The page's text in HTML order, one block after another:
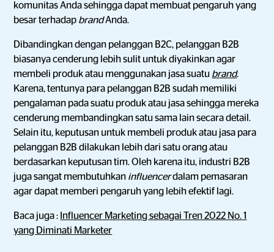
komunitas Anda sehingga dapat membuat pengaruh yang
besar terhadap brandAnda.
Dibandingkan dengan pelanggan B2C, pelanggan B2B
biasanya cenderung lebih sulit untuk diyakinkan agar
membeli produk atau menggunakan jasa suatu brand.
Karena, tentunya para pelanggan B2B sudah memiliki
pengalaman pada suatu produk atau jasa sehingga mereka
cenderung membandingkan satu sama lain secara detail.
Selain itu, keputusan untuk membeli produk atau jasa para
pelanggan B2B dilakukan lebih dari satu orang atau
berdasarkan keputusan tim. Oleh karena itu, industri B2B
juga sangat membutuhkan influencerdalam pemasaran
agar dapat memberi pengaruh yang lebih efektif lagi.
Baca juga : Influencer Marketing sebagai Tren 2022 No. 1
yang Diminati Marketer